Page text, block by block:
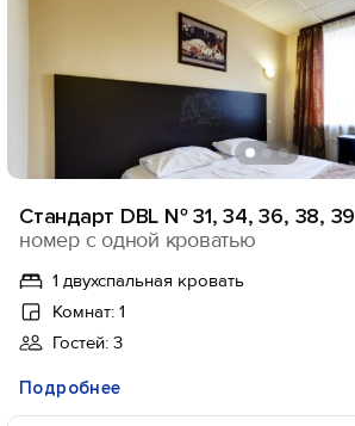
Стандарт DBL № 31, 34, 36, 38, 39
номер с одной кроватью
1 двухспальная кровать
Комнат: 1
Гостей: 3
Подробнее